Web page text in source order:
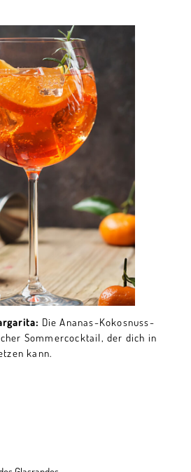
Die Ananas-Kokosnuss-
Sommercocktail, der dich in
kann.